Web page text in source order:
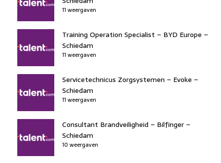
11 weergaven
Training Operation Specialist – BYD Europe –
Schiedam
11 weergaven
Servicetechnicus Zorgsystemen – Evoke –
Schiedam
11 weergaven
Consultant Brandveiligheid – Bilfinger –
Schiedam
10 weergaven